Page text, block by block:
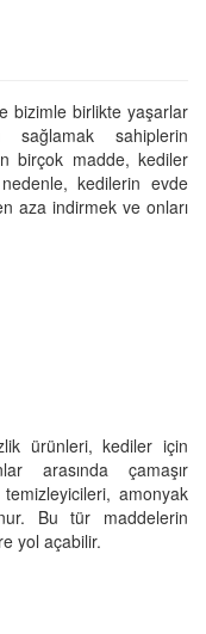
bizimle birlikte yaşarlar
sahiplerin
birçok madde, kediler
kedilerin evde
aza indirmek ve onları
ürünleri, kediler için
arasında çamaşır
amonyak
Bu tür maddelerin
yol açabilir.